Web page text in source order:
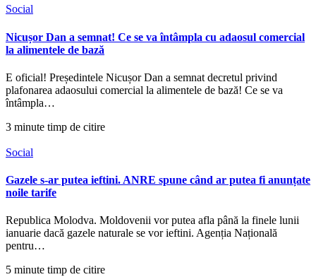
Social
Nicușor Dan a semnat! Ce se va întâmpla cu adaosul comercial
la alimentele de bază
E oficial! Președintele Nicușor Dan a semnat decretul privind
plafonarea adaosului comercial la alimentele de bază! Ce se va
întâmpla…
3 minute timp de citire
Social
Gazele s-ar putea ieftini. ANRE spune când ar putea fi anunțate
noile tarife
Republica Molodva. Moldovenii vor putea afla până la finele lunii
ianuarie dacă gazele naturale se vor ieftini. Agenția Națională
pentru…
5 minute timp de citire